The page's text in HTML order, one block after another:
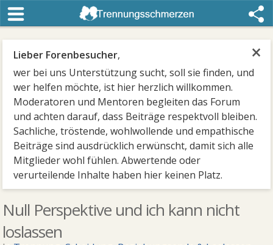
×
Lieber Forenbesucher,
wer bei uns Unterstützung sucht, soll sie finden, und
wer helfen möchte, ist hier herzlich willkommen.
Moderatoren und Mentoren begleiten das Forum
und achten darauf, dass Beiträge respektvoll bleiben.
Sachliche, tröstende, wohlwollende und empathische
Beiträge sind ausdrücklich erwünscht, damit sich alle
Mitglieder wohl fühlen. Abwertende oder
verurteilende Inhalte haben hier keinen Platz.
Null Perspektive und ich kann nicht
loslassen